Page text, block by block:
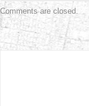
Comments are closed.